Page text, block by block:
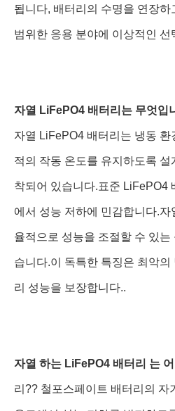
됩니다, 배터리의 수명을 연장
범위한 응용 분야에 이상적인 선
자열 LiFePO4 배터리는 무엇입
자열 LiFePO4 배터리는 냉동 환
적의 작동 온도를 유지하도록
착되어 있습니다.표준 LiFePO4
에서 성능 저하에 민감합니다.
율적으로 성능을 조절할 수 있는
습니다.이 독특한 특징은 최악의
리 성능을 보장합니다..
자열 하는 LiFePO4 배터리 는
리?? 철포스페이트 배터리의 자